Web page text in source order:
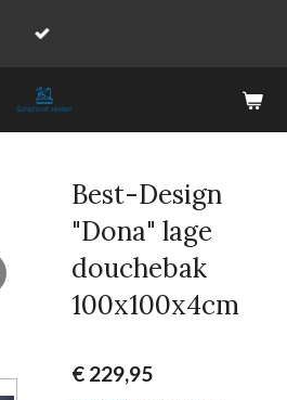
Best-Design
"Dona" lage
douchebak
100x100x4cm
€ 229,95